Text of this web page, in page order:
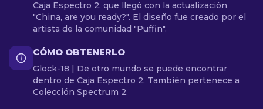
Caja Espectro 2, que llegó con la actualización
"China, are you ready?". El diseño fue creado por el
artista de la comunidad "Puffin".
CÓMO OBTENERLO
Glock-18 | De otro mundo se puede encontrar
dentro de Caja Espectro 2. También pertenece a
Colección Spectrum 2.